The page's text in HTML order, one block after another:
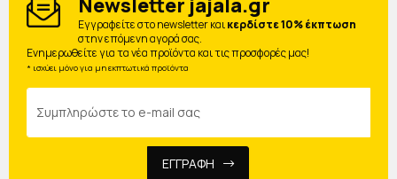
Eγγραφείτε στο newsletter καικερδίστε 10% έκπτωση
στην επόμενη αγορά σας.
Ενημερωθείτε για τα νέα προϊόντα και τις προσφορές μας!
* ισχύει μόνο για μη εκπτωτικά προϊόντα
ΕΓΓΡΑΦΗ